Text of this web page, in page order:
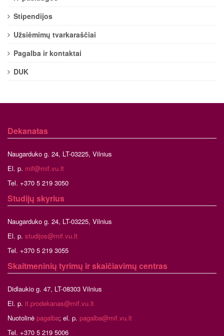
Stipendijos
Užsiėmimų tvarkaraščiai
Pagalba ir kontaktai
DUK
Dekanatas
Naugarduko g. 24, LT-03225, Vilnius
El. p. mif@mif.vu.lt
Tel. +370 5 219 3050
Studijų skyrius
Naugarduko g. 24, LT-03225, Vilnius
El. p. studijos@mif.vu.lt
Tel. +370 5 219 3055
Skaitmeninių tyrimų ir skaičiavimų centras
Didlaukio g. 47, LT-08303 Vilnius
El. p. it.prodekanas@mif.vu.lt
Nuotolinė pagalba; el. p. pagalba@mif.vu.lt
Tel. +370 5 219 5006